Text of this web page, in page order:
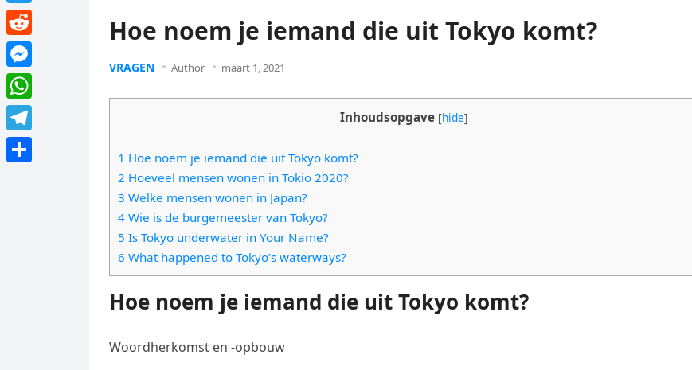
Hoe noem je iemand die uit Tokyo komt?
VRAGEN Author maart 1, 2021
Inhoudsopgave [hide]
1 Hoe noem je iemand die uit Tokyo komt?
2 Hoeveel mensen wonen in Tokio 2020?
3 Welke mensen wonen in Japan?
4 Wie is de burgemeester van Tokyo?
5 Is Tokyo underwater in Your Name?
6 What happened to Tokyo’s waterways?
Hoe noem je iemand die uit Tokyo komt?
Woordherkomst en -opbouw
a
c
e
b
o
o
k
T
w
i
t
t
e
R
e
d
d
M
e
s
s
W
h
a
T